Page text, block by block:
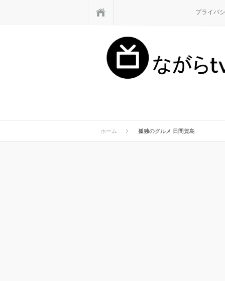
プライバ
ホーム 孤独のグルメ 日間賀島